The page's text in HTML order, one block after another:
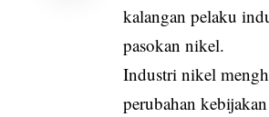
kalangan pelaku
pasokan nikel.
Industri nikel
perubahan